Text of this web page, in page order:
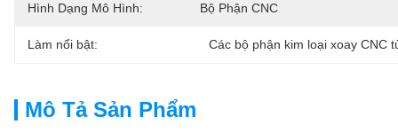
Hình Dạng Mô Hình: Bộ Phận CNC
Làm nổi bật: Các bộ phận kim loại xoay CNC
Mô Tả Sản Phẩm